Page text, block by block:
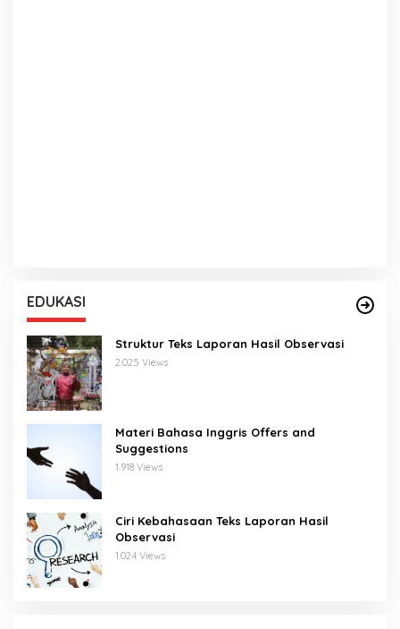
EDUKASI
Struktur Teks Laporan Hasil Observasi
2.025 Views
Materi Bahasa Inggris Offers and
Suggestions
1.918 Views
Ciri Kebahasaan Teks Laporan Hasil
Observasi
1.024 Views